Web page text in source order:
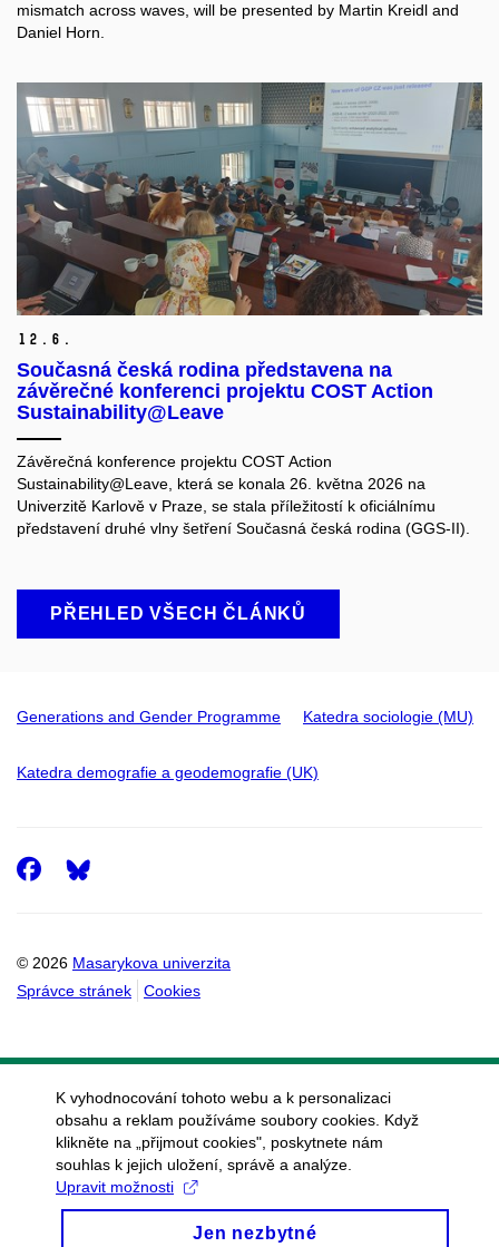
mismatch across waves, will be presented by Martin Kreidl and
Daniel Horn.
12. 6.
Současná česká rodina představena na
závěrečné konferenci projektu COST Action
Sustainability@Leave
Závěrečná konference projektu COST Action
Sustainability@Leave, která se konala 26. května 2026 na
Univerzitě Karlově v Praze, se stala příležitostí k oficiálnímu
představení druhé vlny šetření Současná česká rodina (GGS-II).
PŘEHLED VŠECH ČLÁNKŮ
Generations and Gender Programme Katedra sociologie (MU)
Katedra demografie a geodemografie (UK)
© 2026 Masarykova univerzita
Správce stránek
Cookies
Facebook
K vyhodnocování tohoto webu a k personalizaci
obsahu a reklam používáme soubory cookies. Když
klikněte na „přijmout cookies", poskytnete nám
souhlas k jejich uložení, správě a analýze.
Upravit možnosti
Jen nezbytné